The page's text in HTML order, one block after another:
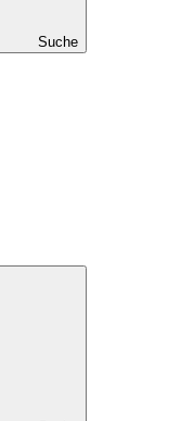
Suche